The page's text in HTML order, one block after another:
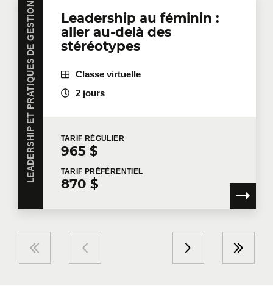
LEADERSHIP ET PRATIQUES DE GESTION
Leadership au féminin :
aller au-delà des
stéréotypes
Classe virtuelle
2 jours
TARIF RÉGULIER
965 $
TARIF PRÉFÉRENTIEL
870 $